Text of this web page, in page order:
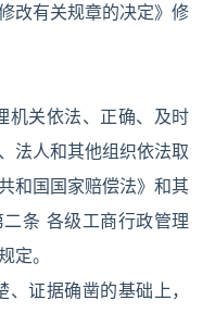
改有关规章的决定》修
机关依法、正确、及时
法人和其他组织依法取
和国国家赔偿法》和其
条 各级工商行政管理
定。
证据确凿的基础上，